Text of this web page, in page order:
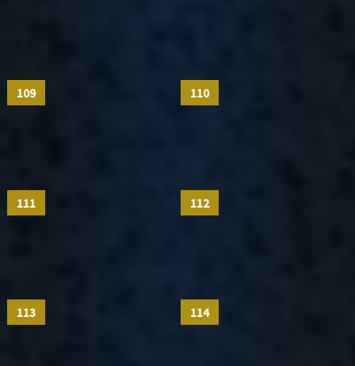
109 110
111 112
113 114